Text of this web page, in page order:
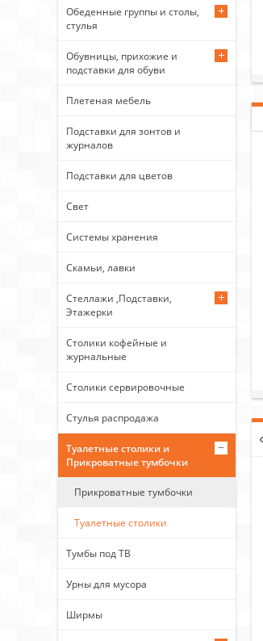
Обеденные группы и столы,
стулья
Обувницы, прихожие и
подставки для обуви
Плетеная мебель
Подставки для зонтов и
журналов
Подставки для цветов
Свет
Системы хранения
Скамьи, лавки
Стеллажи ,Подставки,
Этажерки
Столики кофейные и
журнальные
Столики сервировочные
Стулья распродажа
Туалетные столики и
Прикроватные тумбочки
Прикроватные тумбочки
Туалетные столики
Тумбы под ТВ
Урны для мусора
Ширмы